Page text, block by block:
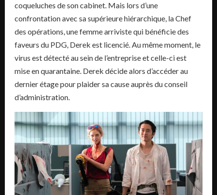
coqueluches de son cabinet. Mais lors d’une
confrontation avec sa supérieure hiérarchique, la Chef
des opérations, une femme arriviste qui bénéficie des
faveurs du PDG, Derek est licencié. Au même moment, le
virus est détecté au sein de l’entreprise et celle-ci est
mise en quarantaine. Derek décide alors d’accéder au
dernier étage pour plaider sa cause auprès du conseil
d’administration.